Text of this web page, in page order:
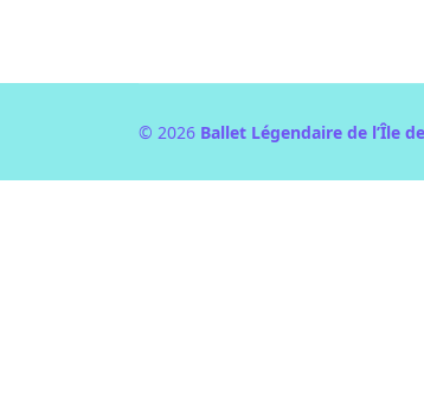
© 2026 Ballet Légendaire de l’Île